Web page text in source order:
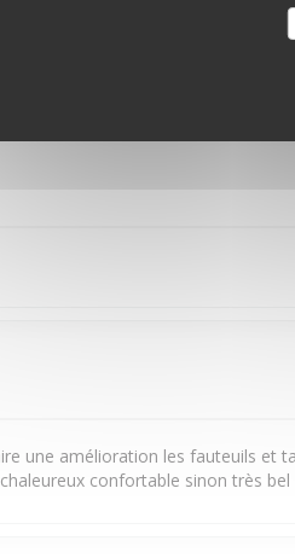
et à l’écoute. Très belle
une amélioration les fauteuils et
confortable sinon très